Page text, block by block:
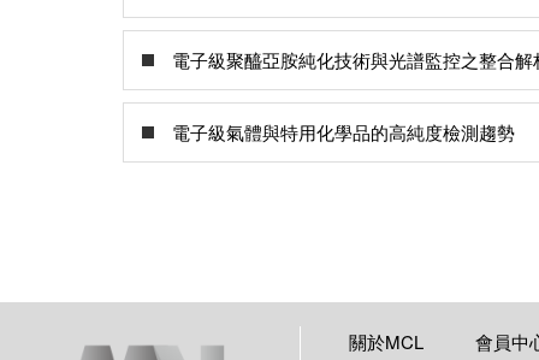
電子級聚醯亞胺純化技術與光譜監控之整合解
電子級氣體與特用化學品的高純度檢測趨勢
關於MCL
會員中